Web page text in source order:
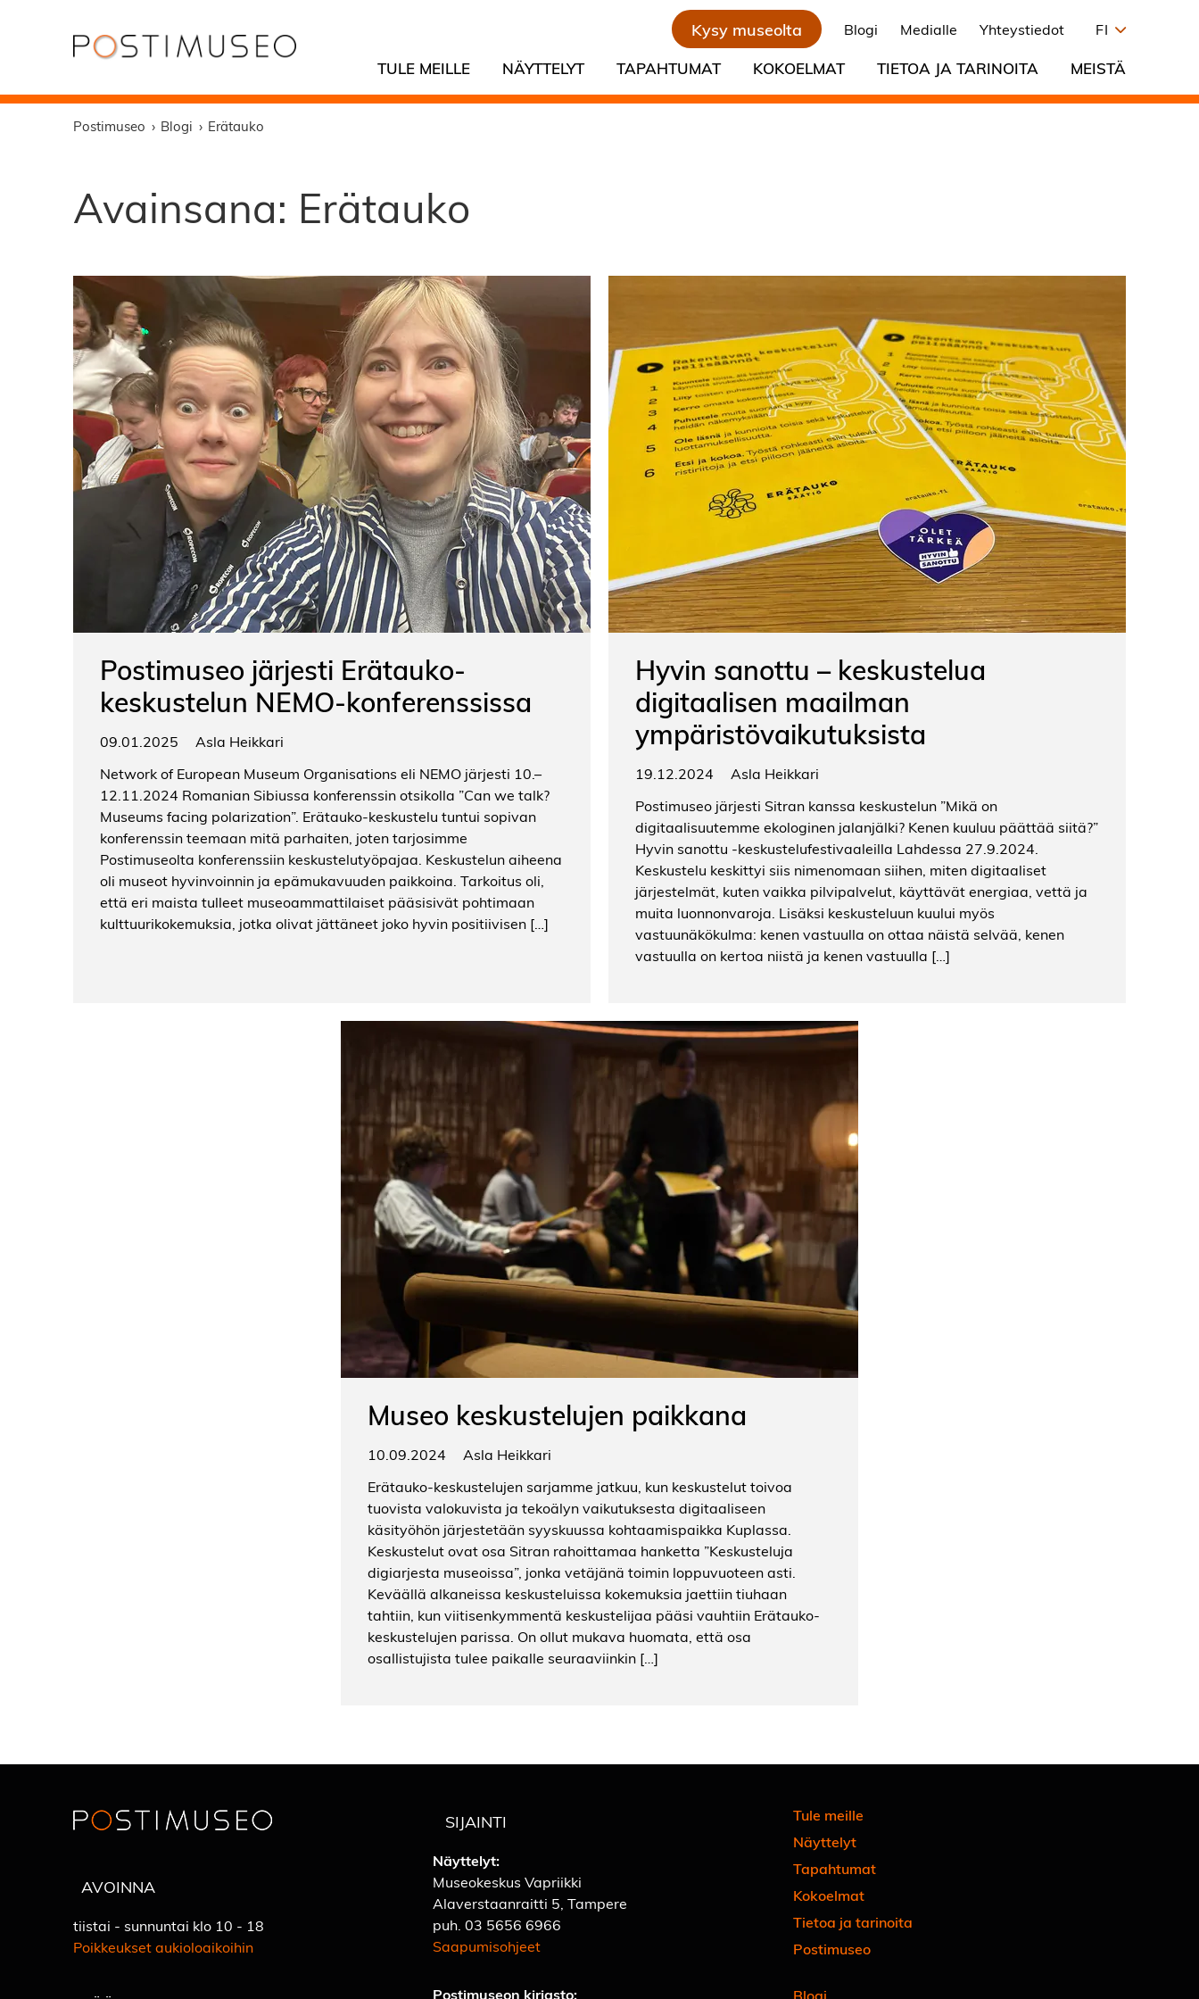
Kysy museolta Blogi Medialle Yhteystiedot FI
TULE MEILLE NÄYTTELYT TAPAHTUMAT KOKOELMAT TIETOA JA TARINOITA MEISTÄ
Postimuseo Blogi Erätauko
Avainsana: Erätauko
Postimuseo järjesti Erätauko-
keskustelun NEMO-konferenssissa
09.01.2025
Asla Heikkari
Network of European Museum Organisations eli NEMO järjesti 10.–
12.11.2024 Romanian Sibiussa konferenssin otsikolla ”Can we talk?
Museums facing polarization”. Erätauko-keskustelu tuntui sopivan
konferenssin teemaan mitä parhaiten, joten tarjosimme
Postimuseolta konferenssiin keskustelutyöpajaa. Keskustelun aiheena
oli museot hyvinvoinnin ja epämukavuuden paikkoina. Tarkoitus oli,
että eri maista tulleet museoammattilaiset pääsisivät pohtimaan
kulttuurikokemuksia, jotka olivat jättäneet joko hyvin positiivisen […]
Hyvin sanottu – keskustelua
digitaalisen maailman
ympäristövaikutuksista
19.12.2024
Asla Heikkari
Postimuseo järjesti Sitran kanssa keskustelun ”Mikä on
digitaalisuutemme ekologinen jalanjälki? Kenen kuuluu päättää siitä?”
Hyvin sanottu -keskustelufestivaaleilla Lahdessa 27.9.2024.
Keskustelu keskittyi siis nimenomaan siihen, miten digitaaliset
järjestelmät, kuten vaikka pilvipalvelut, käyttävät energiaa, vettä ja
muita luonnonvaroja. Lisäksi keskusteluun kuului myös
vastuunäkökulma: kenen vastuulla on ottaa näistä selvää, kenen
vastuulla on kertoa niistä ja kenen vastuulla […]
Museo keskustelujen paikkana
10.09.2024
Asla Heikkari
Erätauko-keskustelujen sarjamme jatkuu, kun keskustelut toivoa
tuovista valokuvista ja tekoälyn vaikutuksesta digitaaliseen
käsityöhön järjestetään syyskuussa kohtaamispaikka Kuplassa.
Keskustelut ovat osa Sitran rahoittamaa hanketta ”Keskusteluja
digiarjesta museoissa”, jonka vetäjänä toimin loppuvuoteen asti.
Keväällä alkaneissa keskusteluissa kokemuksia jaettiin tiuhaan
tahtiin, kun viitisenkymmentä keskustelijaa pääsi vauhtiin Erätauko-
keskustelujen parissa. On ollut mukava huomata, että osa
osallistujista tulee paikalle seuraaviinkin […]
AVOINNA
tiistai - sunnuntai klo 10 - 18
Poikkeukset aukioloaikoihin
SIJAINTI
Näyttelyt:
Museokeskus Vapriikki
Alaverstaanraitti 5, Tampere
puh.03 5656 6966
Saapumisohjeet
Postimuseon kirjasto:
Tule meille
Näyttelyt
Tapahtumat
Kokoelmat
Tietoa ja tarinoita
Postimuseo
Blogi